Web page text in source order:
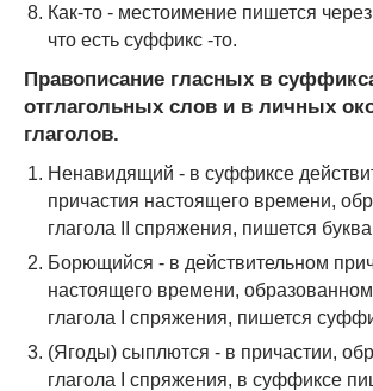
Как-то - местоимение пишется
что есть суффикс -то.
Правописание гласных в
отглагольных слов и в личных
глаголов.
Ненавидящий - в суффиксе
причастия настоящего времени,
глагола II спряжения, пишется
Борющийся - в действительном
настоящего времени,
глагола I спряжения, пишется
(Ягоды) сыплются - в причастии,
глагола I спряжения, в суффиксе